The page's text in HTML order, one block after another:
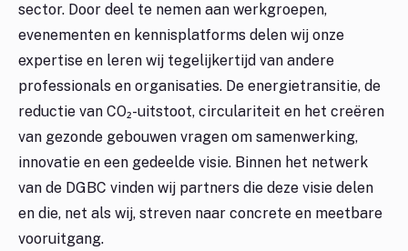
sector. Door deel te nemen aan werkgroepen,
evenementen en kennisplatforms delen wij onze
expertise en leren wij tegelijkertijd van andere
professionals en organisaties. De energietransitie, de
reductie van CO₂-uitstoot, circulariteit en het creëren
van gezonde gebouwen vragen om samenwerking,
innovatie en een gedeelde visie. Binnen het netwerk
van de DGBC vinden wij partners die deze visie delen
en die, net als wij, streven naar concrete en meetbare
vooruitgang.